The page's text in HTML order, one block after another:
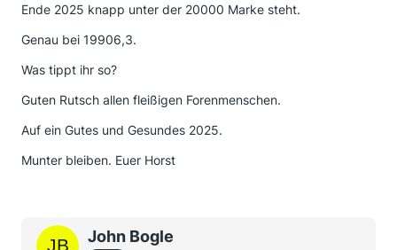
Ende 2025 knapp unter der 20000 Marke steht.
Genau bei 19906,3.
Was tippt ihr so?
Guten Rutsch allen fleißigen Forenmenschen.
Auf ein Gutes und Gesundes 2025.
Munter bleiben. Euer Horst
John Bogle